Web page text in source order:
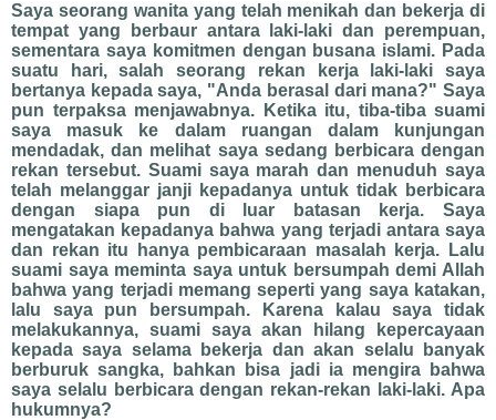
Saya seorang wanita yang telah menikah dan bekerja di
tempat yang berbaur antara laki-laki dan perempuan,
sementara saya komitmen dengan busana islami. Pada
suatu hari, salah seorang rekan kerja laki-laki saya
bertanya kepada saya, "Anda berasal dari mana?" Saya
pun terpaksa menjawabnya. Ketika itu, tiba-tiba suami
saya masuk ke dalam ruangan dalam kunjungan
mendadak, dan melihat saya sedang berbicara dengan
rekan tersebut. Suami saya marah dan menuduh saya
telah melanggar janji kepadanya untuk tidak berbicara
dengan siapa pun di luar batasan kerja. Saya
mengatakan kepadanya bahwa yang terjadi antara saya
dan rekan itu hanya pembicaraan masalah kerja. Lalu
suami saya meminta saya untuk bersumpah demi Allah
bahwa yang terjadi memang seperti yang saya katakan,
lalu saya pun bersumpah. Karena kalau saya tidak
melakukannya, suami saya akan hilang kepercayaan
kepada saya selama bekerja dan akan selalu banyak
berburuk sangka, bahkan bisa jadi ia mengira bahwa
saya selalu berbicara dengan rekan-rekan laki-laki. Apa
hukumnya?